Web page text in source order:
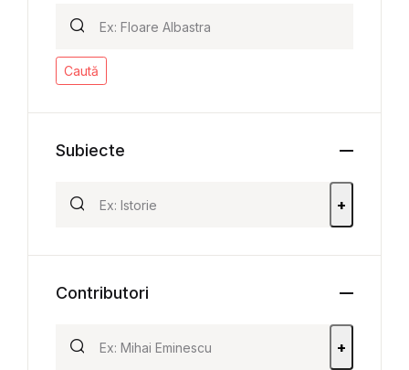
Caută
Subiecte
+
Contributori
+